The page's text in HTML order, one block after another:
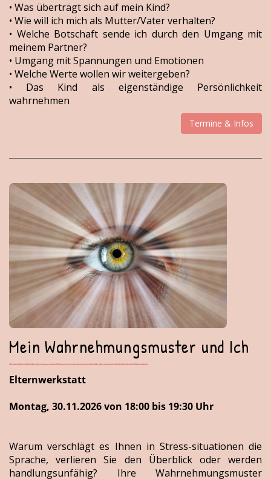
• Was überträgt sich auf mein Kind?
• Wie will ich mich als Mutter/Vater verhalten?
• Welche Botschaft sende ich durch den Umgang mit
meinem Partner?
• Umgang mit Spannungen und Emotionen
• Welche Werte wollen wir weitergeben?
• Das Kind als eigenständige Persönlichkeit
wahrnehmen
Termine & Infos
Mein Wahrnehmungsmuster und Ich
Elternwerkstatt
Montag, 30.11.2026 von 18:00 bis 19:30 Uhr
Warum verschlägt es Ihnen in Stress-situationen die
Sprache, verlieren Sie den Überblick oder werden
handlungsunfähig? Ihre Wahrnehmungsmuster